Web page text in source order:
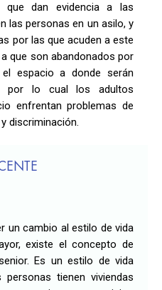
que dan evidencia a las
las personas en un asilo, y
por las que acuden a este
que son abandonados por
espacio a donde serán
por lo cual los adultos
enfrentan problemas de
discriminación.
un cambio al estilo de vida
existe el concepto de
Es un estilo de vida
tienen viviendas